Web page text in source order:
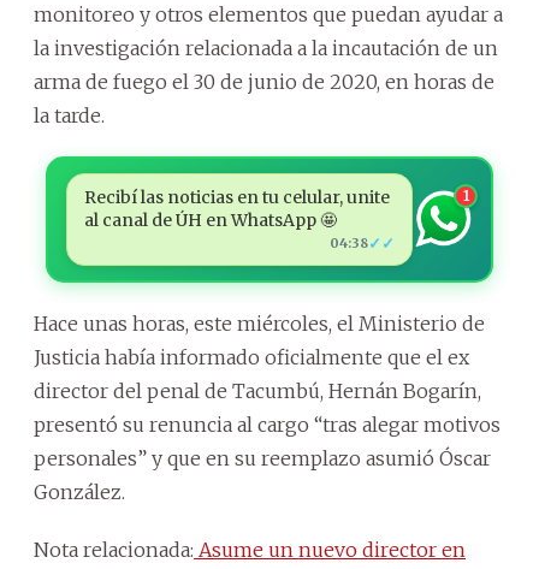
monitoreo y otros elementos que puedan ayudar a
la investigación relacionada a la incautación de un
arma de fuego el 30 de junio de 2020, en horas de
la tarde.
Recibí las noticias en tu celular, unite
al canal de ÚH en WhatsApp 🤩
04:38✓✓
1
Hace unas horas, este miércoles, el Ministerio de
Justicia había informado oficialmente que el ex
director del penal de Tacumbú, Hernán Bogarín,
presentó su renuncia al cargo “tras alegar motivos
personales” y que en su reemplazo asumió Óscar
González.
Nota relacionada: Asume un nuevo director en